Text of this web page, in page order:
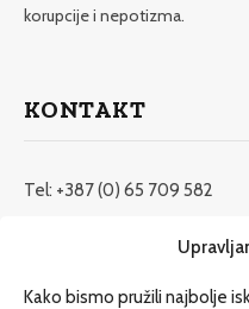
Kako bismo pružili najbolje
korupcije i nepotizma.
KONTAKT
Tel: +387 (0) 65 709 582
redakcija@etrafika.net